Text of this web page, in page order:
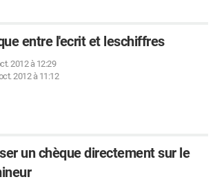
entre l'ecrit et leschiffres
2012 à 12:29
2012 à 11:12
un chèque directement sur le